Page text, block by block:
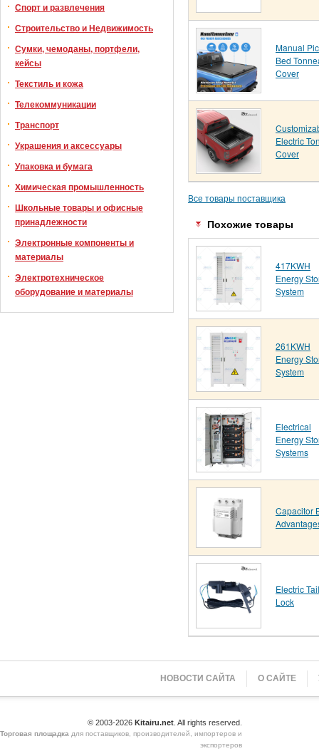
Спорт и развлечения
Строительство и Недвижимость
Сумки, чемоданы, портфели,
кейсы
Текстиль и кожа
Телекоммуникации
Транспорт
Украшения и аксессуары
Упаковка и бумага
Химическая промышленность
Школьные товары и офисные
принадлежности
Электронные компоненты и
материалы
Электротехническое
оборудование и материалы
Manual
Bed
Cover
Electric
Cover
Все товары поставщика
Похожие товары
417KWH
Energy
System
261KWH
Energy
System
Electrical
Energy
Systems
Capacitor
Electric
Lock
НОВОСТИ САЙТА О САЙТЕ
© 2003-2026 Kitairu.net . All rights reserved.
Торговая площадка для поставщиков, производителей, импортеров и
экспортеров